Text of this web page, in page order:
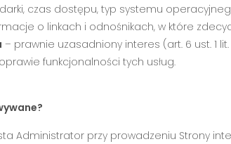
czas dostępu, typ systemu
o linkach i odnośnikach, w które
– prawnie uzasadniony interes (art. 6 ust. 1
funkcjonalności tych usług.
Administrator przy prowadzeniu Strony